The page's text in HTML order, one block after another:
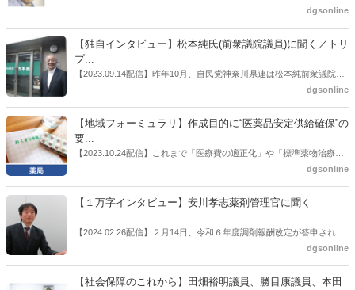
厚労省「医薬品の迅速・安定供給実現に向けた総合対策に関する有識
書がとりまとめられた。ドラビズon-lineでは検討会を総括する目的で
厚労省医政局医薬産業振興・医療情報企画課長（医薬産業振興・医療
情報企画課セルフケア・セルフメディケーション推進室長併任）安藤
公一氏や青山学院大学名誉教授の三村優美子氏、 日本保険薬局協会医
dgsonline
【独自インタビュー】松本純氏(前衆議院議員)に聞く／トリ
プ...
【2023.09.14配信】昨年10月、自民党神奈川県連は松本純前衆議院議
員を「自民党神奈川1区」（横浜市中区・磯子区・金沢区）の支部長
候補の前提となるもの。薬剤師に関わる政策に広く・深く関わってき
た同氏の復活に向けた薬剤師業界の期待には熱いものがある。不透明
感の払拭できない医療・介護・障害者サービスのトリプル改定等へ
の、薬剤師業界の強い危機感の裏返しといってもいいだろう。本稿で
dgsonline
【地域フォーミュラリ】作成目的に“医薬品安定供給確保”の
要...
【2023.10.24配信】これまで「医療費の適正化」や「標準薬物治療の
推進」などが目的とされることが多かった地域フォーミュラリの作
た。医薬品の安定供給確保だ。10月22日に開かれた「日本フォーミュ
飯田市）は、会員薬局から安定供給確保への強い要望があったことを
受け、安定供給確保が見込めるPPI３成分について銘柄を含めて選定
dgsonline
【１万字インタビュー】安川孝志薬剤管理官に聞く
【2024.02.26配信】２月14日、令和６年度調剤報酬改定が答申され
た。本紙では、厚生労働省保険局医療課・薬剤管理官の安川孝志氏
dgsonline
【社会保障のこれから】田畑裕明議員、勝目康議員、本田